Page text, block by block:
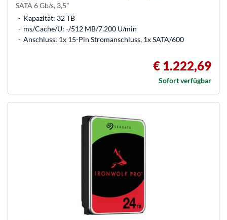
SATA 6 Gb/s, 3,5"
Kapazität: 32 TB
ms/Cache/U: -/512 MB/7.200 U/min
Anschluss: 1x 15-Pin Stromanschluss, 1x SATA/600
€ 1.222,69
Sofort verfügbar